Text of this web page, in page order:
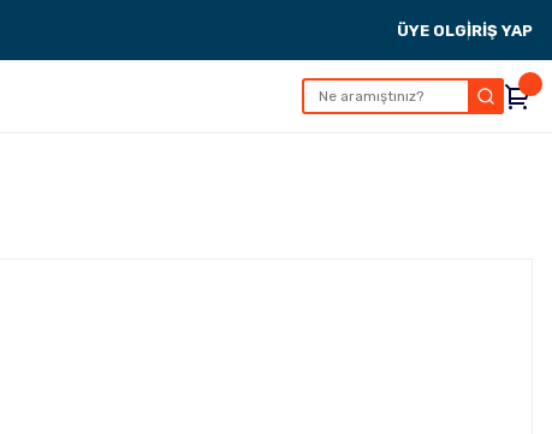
ÜYE OLGİRİŞ YAP